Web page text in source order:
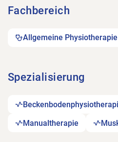
Fachbereich
Allgemeine Physiotherapie
Spezialisierung
Manualtherapie